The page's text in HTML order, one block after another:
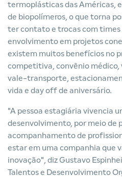
termoplásticas das Américas,
de biopolímeros, o que torna
ter contato e trocas com times
envolvimento em projetos
existem muitos benefícios no
competitiva, convênio
vale-transporte,
vida e day off de aniversário.
"A pessoa estagiária vivencia
desenvolvimento, por meio de
acompanhamento de
estar em uma companhia que
inovação", diz Gustavo
Talentos e Desenvolvimento